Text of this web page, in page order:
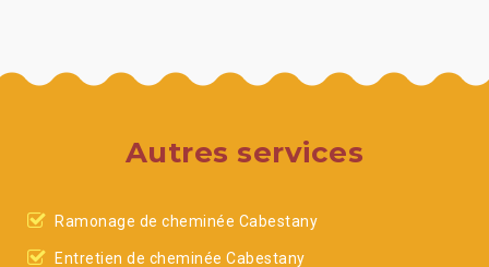
Autres services
Ramonage de cheminée Cabestany
Entretien de cheminée Cabestany